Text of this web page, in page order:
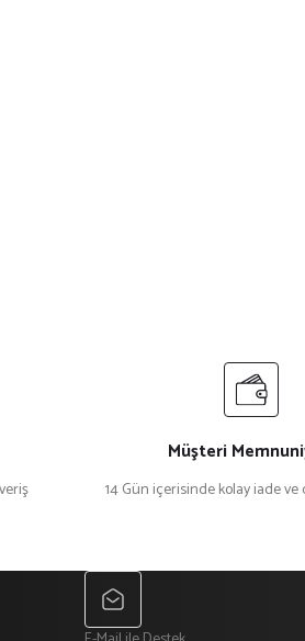
Müşteri
14 Gün içerisinde kolay iade ve